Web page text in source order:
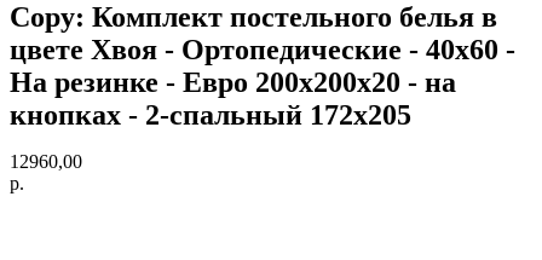
Copy: Комплект постельного белья в
цвете Хвоя - Ортопедические - 40х60 -
На резинке - Евро 200х200х20 - на
кнопках - 2-спальный 172х205
12960,00
р.